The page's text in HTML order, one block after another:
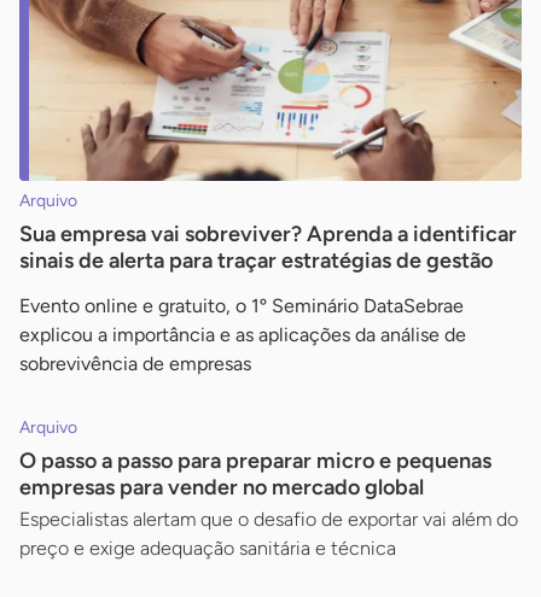
Arquivo
Sua empresa vai sobreviver? Aprenda a identificar
sinais de alerta para traçar estratégias de gestão
Evento online e gratuito, o 1º Seminário DataSebrae
explicou a importância e as aplicações da análise de
sobrevivência de empresas
Arquivo
O passo a passo para preparar micro e pequenas
empresas para vender no mercado global
Especialistas alertam que o desafio de exportar vai além do
preço e exige adequação sanitária e técnica